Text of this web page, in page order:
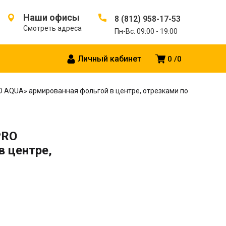
Наши офисы
Смотреть адреса
8 (812) 958-17-53
Пн-Вс. 09:00 - 19:00
0 0
Личный кабинет
AQUA» армированная фольгой в центре, отрезками по
центре,